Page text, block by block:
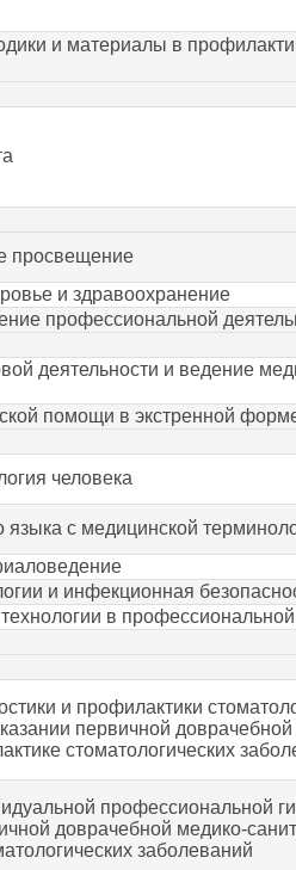
и материалы в
просвещение
и здравоохранение
профессиональной
деятельности и ведение
помощи в экстренной
человека
языка с медицинской
и инфекционная
в профессиональной
и профилактики
первичной
стоматологических
профессиональной
доврачебной медико-
заболеваний